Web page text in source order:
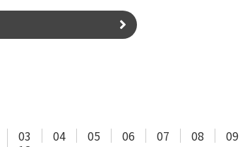
03 04 05 06 07 08
09